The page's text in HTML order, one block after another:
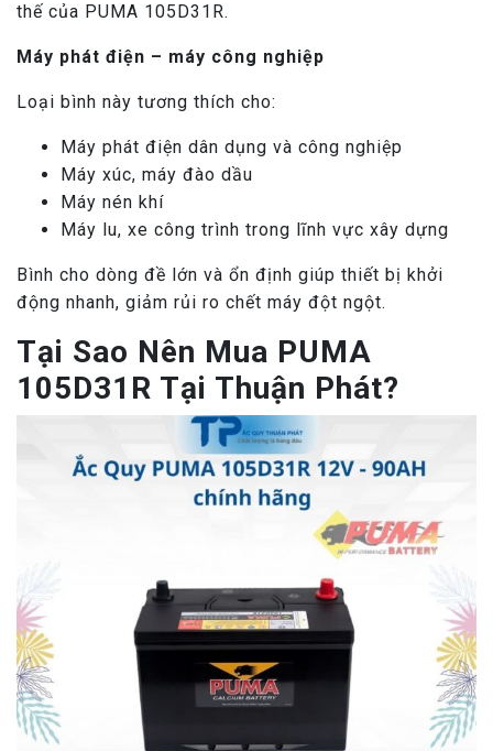
thế của PUMA 105D31R.
Máy phát điện – máy công nghiệp
Loại bình này tương thích cho:
Máy phát điện dân dụng và công nghiệp
Máy xúc, máy đào dầu
Máy nén khí
Máy lu, xe công trình trong lĩnh vực xây dựng
Bình cho dòng đề lớn và ổn định giúp thiết bị khởi
động nhanh, giảm rủi ro chết máy đột ngột.
Tại Sao Nên Mua PUMA
105D31R Tại Thuận Phát?